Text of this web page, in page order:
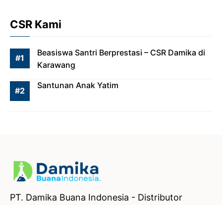
CSR Kami
Beasiswa Santri Berprestasi – CSR Damika di
Karawang
Santunan Anak Yatim
PT. Damika Buana Indonesia - Distributor